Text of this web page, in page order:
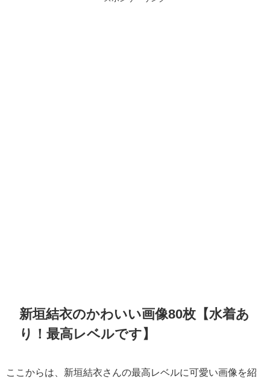
新垣結衣のかわいい画像80枚【水着あ
り！最高レベルです】
ここからは、新垣結衣さんの最高レベルに可愛い画像を紹